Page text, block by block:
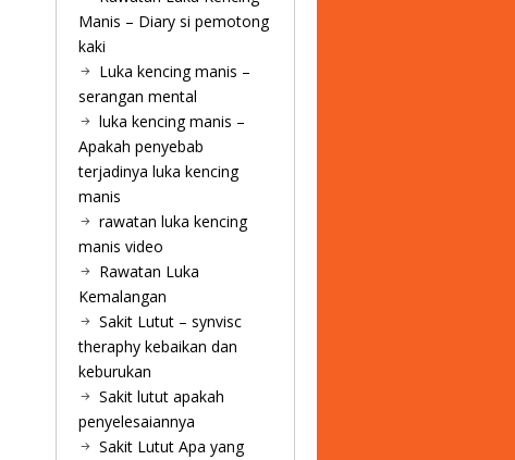
Manis – Diary si pemotong
kaki
Luka kencing manis –
serangan mental
luka kencing manis –
Apakah penyebab
terjadinya luka kencing
manis
rawatan luka kencing
manis video
Rawatan Luka
Kemalangan
Sakit Lutut – synvisc
theraphy kebaikan dan
keburukan
Sakit lutut apakah
penyelesaiannya
Sakit Lutut Apa yang